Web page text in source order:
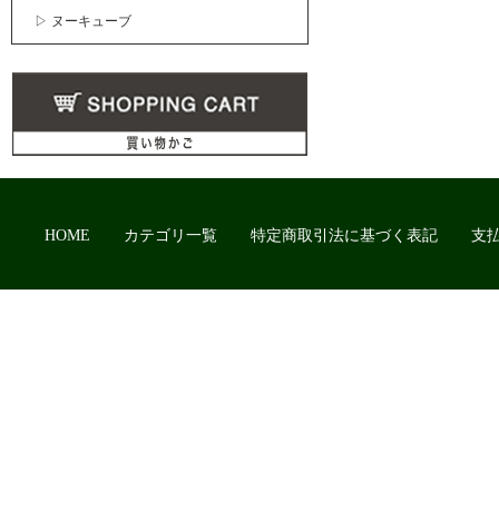
▷ ヌーキューブ
HOME カテゴリ一覧 特定商取引法に基づく表記 支